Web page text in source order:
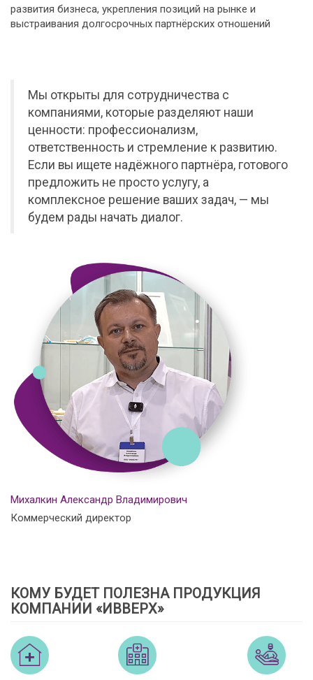
развития бизнеса, укрепления позиций на рынке и
выстраивания долгосрочных партнёрских отношений
Мы открыты для сотрудничества с
компаниями, которые разделяют наши
ценности: профессионализм,
ответственность и стремление к развитию.
Если вы ищете надёжного партнёра, готового
предложить не просто услугу, а
комплексное решение ваших задач, — мы
будем рады начать диалог.
Михалкин Александр Владимирович
Коммерческий директор
КОМУ БУДЕТ ПОЛЕЗНА ПРОДУКЦИЯ
КОМПАНИИ «ИВВЕРХ»